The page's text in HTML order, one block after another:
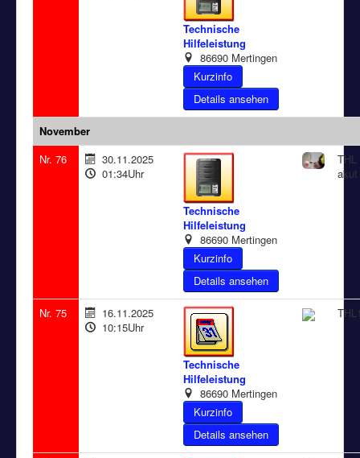
Technische
Hilfeleistung
86690 Mertingen
Details ansehen
November
Nr. 76
30.11.2025
01:34Uhr
Technische
Hilfeleistung
86690 Mertingen
Details ansehen
THL
akut
Nr. 75
16.11.2025
10:15Uhr
Technische
Hilfeleistung
86690 Mertingen
Details ansehen